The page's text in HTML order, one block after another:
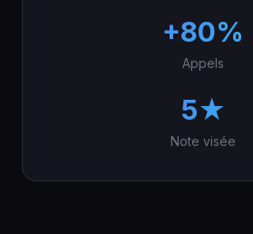
+80%
Appels
5★
Note visée